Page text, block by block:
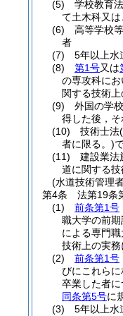
(5) 学校教育
て土木科又
(6)
高等学校
者
(7)
5年以上水
(8)
第1号又は
の専攻科に
関する技術
(9)
外国の学
得した後，
(10)
技術士法
者に限る。)
(11)
建設業法
道に関する
(水道技術管理
第4条
法第19条
(1)
前条第1号
職大学の前
による専門
技術上の実
(2)
前条第1号
びにこれら
卒業した者に
同条第5号に
(3)
5年以上水